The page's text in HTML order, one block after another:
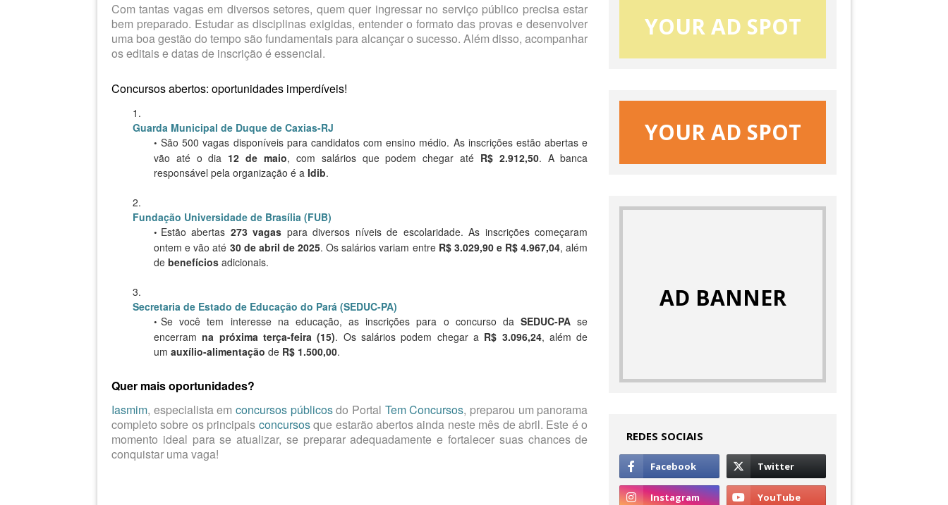
Com tantas vagas em diversos setores, quem quer ingressar no serviço público precisa estar
bem preparado. Estudar as disciplinas exigidas, entender o formato das provas e desenvolver
uma boa gestão do tempo são fundamentais para alcançar o sucesso. Além disso, acompanhar
os editais e datas de inscrição é essencial.
Concursos abertos: oportunidades imperdíveis!
Guarda Municipal de Duque de Caxias-RJ
São 500 vagas disponíveis para candidatos com ensino médio. As inscrições estão abertas e
vão até o dia 12 de maio, com salários que podem chegar até R$ 2.912,50. A banca
responsável pela organização é a Idib.
Fundação Universidade de Brasília (FUB)
Estão abertas 273 vagas para diversos níveis de escolaridade. As inscrições começaram
ontem e vão até 30 de abril de 2025. Os salários variam entre R$ 3.029,90 e R$ 4.967,04, além
de benefícios adicionais.
Secretaria de Estado de Educação do Pará (SEDUC-PA)
Se você tem interesse na educação, as inscrições para o concurso daSEDUC-PA se
encerramna próxima terça-feira (15). Os salários podem chegar a R$ 3.096,24, além de
um auxílio-alimentação de R$ 1.500,00.
Quer mais oportunidades?
Iasmim, especialista em concursos públicosdo Portal Tem Concursos, preparou um panorama
completo sobre os principais concursosque estarão abertos ainda neste mês de abril. Este é o
momento ideal para se atualizar, se preparar adequadamente e fortalecer suas chances de
conquistar uma vaga!
YOUR AD SPOT
YOUR AD SPOT
AD BANNER
REDES SOCIAIS